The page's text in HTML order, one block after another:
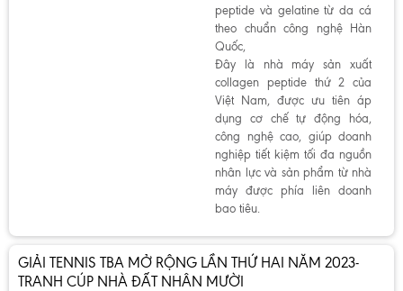
peptide và gelatine từ da cá
theo chuẩn công nghệ Hàn
Quốc,
Đây là nhà máy sản xuất
collagen peptide thứ 2 của
Việt Nam, được ưu tiên áp
dụng cơ chế tự động hóa,
công nghệ cao, giúp doanh
nghiệp tiết kiệm tối đa nguồn
nhân lực và sản phẩm từ nhà
máy được phía liên doanh
bao tiêu.
GIẢI TENNIS TBA MỞ RỘNG LẦN THỨ HAI NĂM 2023-
TRANH CÚP NHÀ ĐẤT NHÂN MƯỜI